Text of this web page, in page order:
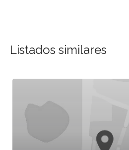
Listados similares